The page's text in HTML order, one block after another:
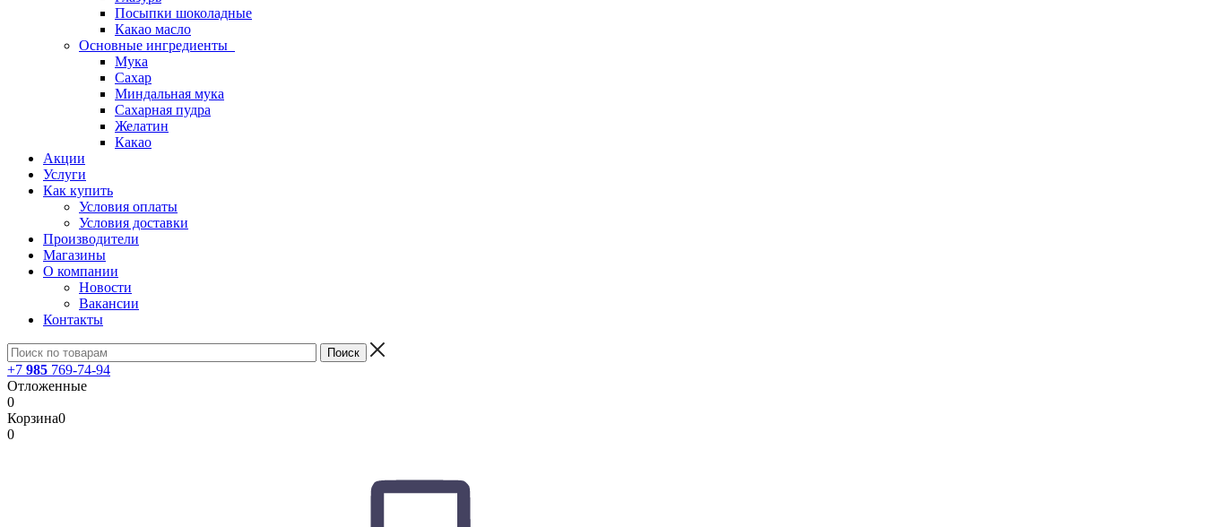
Посыпки шоколадные
Какао масло
Основные ингредиенты
Мука
Сахар
Миндальная мука
Сахарная пудра
Желатин
Какао
Акции
Услуги
Как купить
Условия оплаты
Условия доставки
Производители
Магазины
О компании
Новости
Вакансии
Контакты
+7 985 769-74-94
Отложенные
0
Корзина0
0